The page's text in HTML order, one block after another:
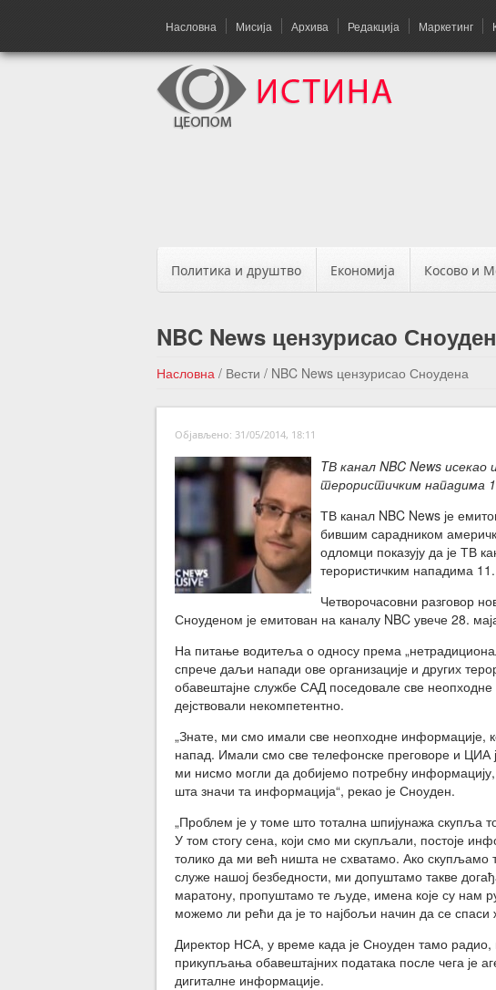
Насловна Мисија Архива Редакција Маркетинг
Политика и друштво Економија Косово и
NBC News цензурисао
Насловна / Вести / NBC News цензурисао Сноудена
Објављено: 31/05/2014, 18:11
TВ канал NBC News исекао
терористичким нападима
ТВ канал NBC News је
бившим сарадником
одломци показују да је ТВ
терористичким нападима
Четворочасовни разговор
Сноуденом је емитован на каналу NBC увече 28.
На питање водитеља о односу према
спрече даљи напади ове организације и других
обавештајне службе САД поседовале све
дејствовали некомпетентно.
„Знате, ми смо имали све неопходне информације,
напад. Имали смо све телефонске преговоре и ЦИА
ми нисмо могли да добијемо потребну
шта значи та информација“, рекао је Сноуден.
„Проблем је у томе што тотална шпијунажа скупља
У том стогу сена, који смо ми скупљали, постоје
толико да ми већ ништа не схватамо. Ако
служе нашој безбедности, ми допуштамо такве
маратону, пропуштамо те људе, имена које су нам
можемо ли рећи да је то најбољи начин да се
Директор НСА, у време када је Сноуден тамо
прикупљања обавештајних података после чега је
дигиталне информације.